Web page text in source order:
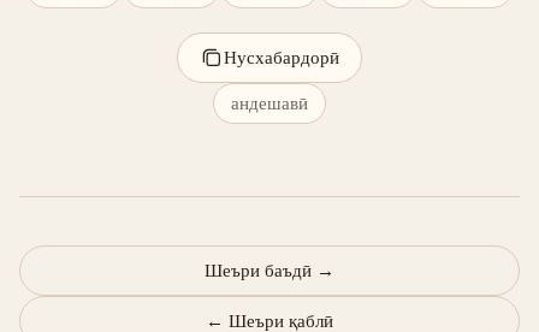
Нусхабардорӣ
андешавӣ
← Шеъри қаблӣ
Шеъри баъдӣ →